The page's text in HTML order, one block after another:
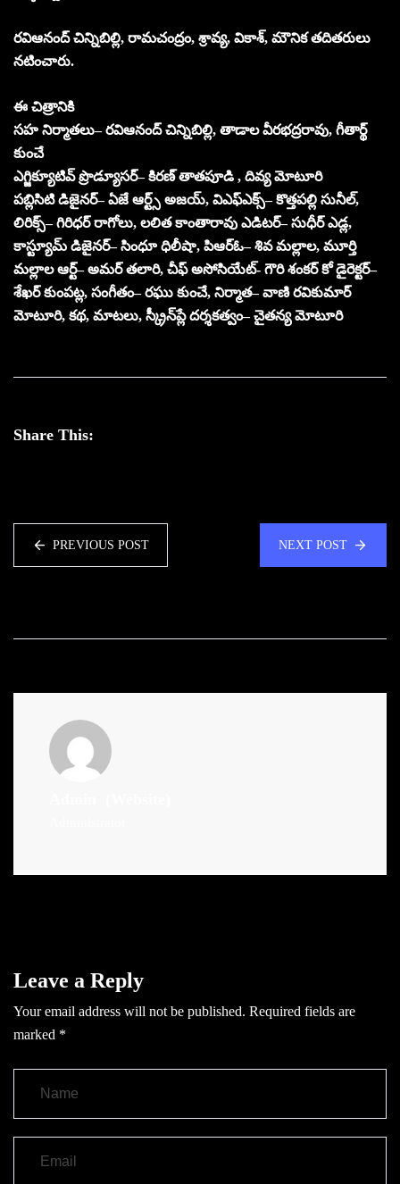
రవిఆనంద్‌ చిన్నిబిల్లి, రామచంద్రం, శ్రావ్య, వికాశ్, మౌనిక తదితరులు
నటించారు.
ఈ చిత్రానికి
సహ నిర్మాతలు– రవిఆనంద్‌ చిన్నిబిల్లి, తాడాల వీరభద్రరావు, గీతార్థ్‌
కుంచే
ఎగ్జిక్యూటివ్‌ ప్రొడ్యూసర్‌– కిరణ్‌ తాతపూడి , దివ్య మోటూరి
పబ్లిసిటి డిజైనర్‌– ఏజే ఆర్ట్స్‌ అజయ్, విఎఫ్‌ఎక్స్‌– కొత్తపల్లి సునీల్,
లిరిక్స్‌– గిరిధర్‌ రాగోలు, లలిత కాంతారావు ఎడిటర్‌– సుధీర్‌ ఎడ్ల,
కాస్ట్యూమ్‌ డిజైనర్‌– సింధూ ధిలీషా, పిఆర్‌ఓ– శివ మల్లాల, మూర్తి
మల్లాల ఆర్ట్‌– అమర్‌ తలారి, చీఫ్ అసోసియేట్- గౌరి శంకర్ కో డైరెక్టర్‌–
శేఖర్‌ కుంపట్ల, సంగీతం– రఘు కుంచే, నిర్మాత– వాణి రవికుమార్‌
మోటూరి, కథ, మాటలు, స్క్రీన్‌ప్లే దర్శకత్వం– చైతన్య మోటూరి
Share This:
PREVIOUS POST NEXT POST
Leave a Reply
Your email address will not be published. Required fields are
marked *